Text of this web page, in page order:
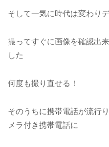
そして一気に時代は変わり
撮ってすぐに画像を確認出
した
何度も撮り直せる！
そのうちに携帯電話が流行
メラ付き携帯電話に